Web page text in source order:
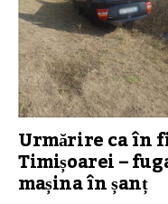
Urmărire ca în
Timișoarei –
mașina în șanț